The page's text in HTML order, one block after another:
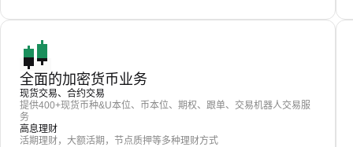
全面的加密货币业务
现货交易、合约交易
提供400+现货币种&U本位、币本位、期权、跟单、交易机器人交易服
务
高息理财
活期理财，大额活期，节点质押等多种理财方式